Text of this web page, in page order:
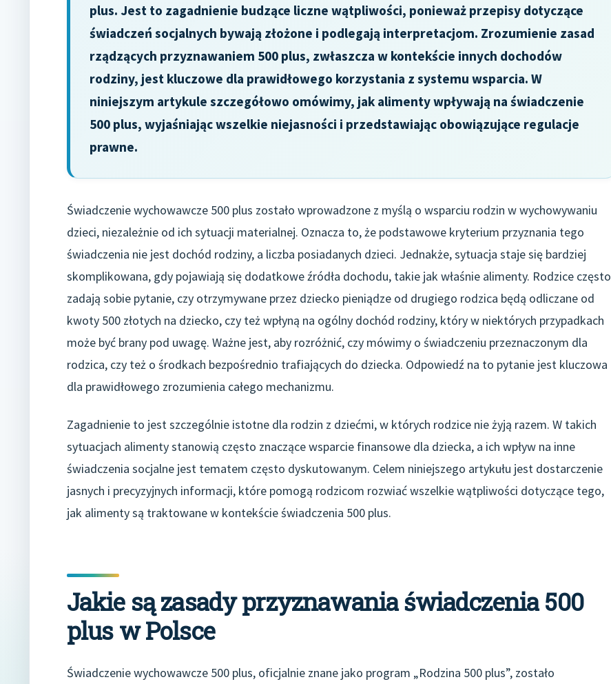
plus. Jest to zagadnienie budzące liczne wątpliwości, ponieważ przepisy dotyczące
świadczeń socjalnych bywają złożone i podlegają interpretacjom. Zrozumienie zasad
rządzących przyznawaniem 500 plus, zwłaszcza w kontekście innych dochodów
rodziny, jest kluczowe dla prawidłowego korzystania z systemu wsparcia. W
niniejszym artykule szczegółowo omówimy, jak alimenty wpływają na świadczenie
500 plus, wyjaśniając wszelkie niejasności i przedstawiając obowiązujące regulacje
prawne.
Świadczenie wychowawcze 500 plus zostało wprowadzone z myślą o wsparciu rodzin w wychowywaniu
dzieci, niezależnie od ich sytuacji materialnej. Oznacza to, że podstawowe kryterium przyznania tego
świadczenia nie jest dochód rodziny, a liczba posiadanych dzieci. Jednakże, sytuacja staje się bardziej
skomplikowana, gdy pojawiają się dodatkowe źródła dochodu, takie jak właśnie alimenty. Rodzice często
zadają sobie pytanie, czy otrzymywane przez dziecko pieniądze od drugiego rodzica będą odliczane od
kwoty 500 złotych na dziecko, czy też wpłyną na ogólny dochód rodziny, który w niektórych przypadkach
może być brany pod uwagę. Ważne jest, aby rozróżnić, czy mówimy o świadczeniu przeznaczonym dla
rodzica, czy też o środkach bezpośrednio trafiających do dziecka. Odpowiedź na to pytanie jest kluczowa
dla prawidłowego zrozumienia całego mechanizmu.
Zagadnienie to jest szczególnie istotne dla rodzin z dziećmi, w których rodzice nie żyją razem. W takich
sytuacjach alimenty stanowią często znaczące wsparcie finansowe dla dziecka, a ich wpływ na inne
świadczenia socjalne jest tematem często dyskutowanym. Celem niniejszego artykułu jest dostarczenie
jasnych i precyzyjnych informacji, które pomogą rodzicom rozwiać wszelkie wątpliwości dotyczące tego,
jak alimenty są traktowane w kontekście świadczenia 500 plus.
Jakie są zasady przyznawania świadczenia 500
plus w Polsce
Świadczenie wychowawcze 500 plus, oficjalnie znane jako program „Rodzina 500 plus”, zostało